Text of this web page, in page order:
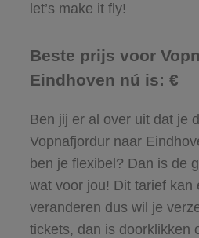
let’s make it fly!
Beste prijs voor
Eindhoven nú is: €
Ben jij er al over uit dat je
Vopnafjordur naar
ben je flexibel? Dan is de
wat voor jou! Dit tarief kan
veranderen dus wil je
tickets, dan is doorklikken